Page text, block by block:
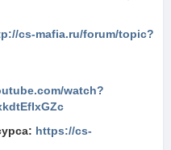
cs-mafia.ru/forum/topic?
watch?
https://cs-